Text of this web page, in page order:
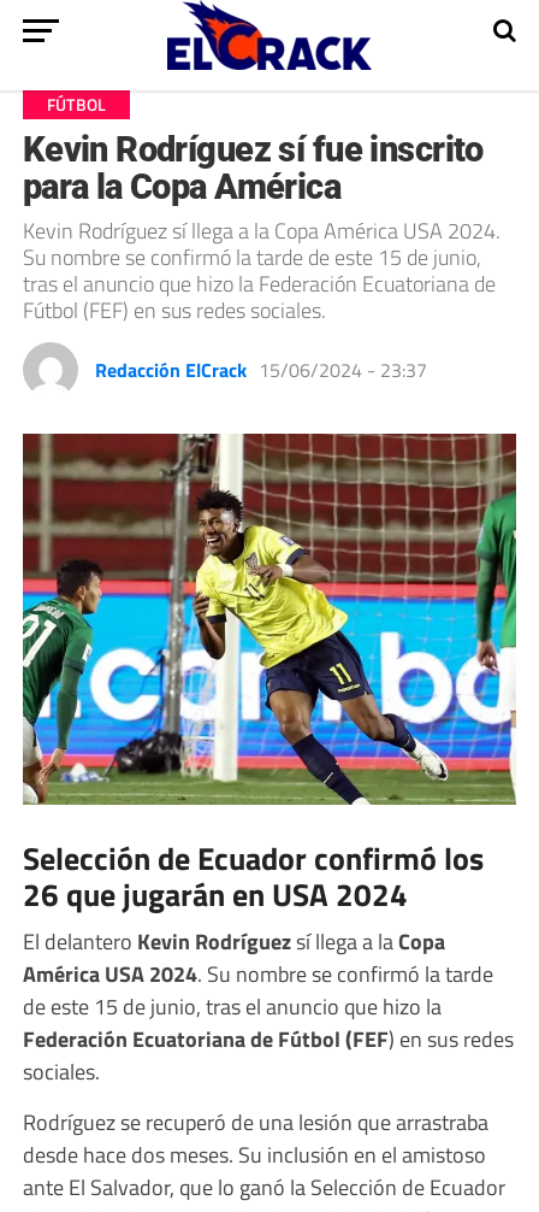
FÚTBOL
Kevin Rodríguez sí fue inscrito
para la Copa América
Kevin Rodríguez sí llega a la Copa América USA 2024.
Su nombre se confirmó la tarde de este 15 de junio,
tras el anuncio que hizo la Federación Ecuatoriana de
Fútbol (FEF) en sus redes sociales.
Redacción ElCrack 15/06/2024 - 23:37
Selección de Ecuador confirmó los
26 que jugarán en USA 2024
El delantero Kevin Rodríguezsí llega a laCopa
América USA 2024. Su nombre se confirmó la tarde
de este 15 de junio, tras el anuncio que hizo la
Federación Ecuatoriana de Fútbol (FEF) en sus redes
sociales.
Rodríguez se recuperó de una lesión que arrastraba
desde hace dos meses. Su inclusión en el amistoso
ante El Salvador, que lo ganó la Selección de Ecuador